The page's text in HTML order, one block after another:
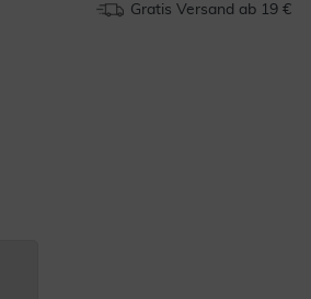
Gratis Versand ab 19 €